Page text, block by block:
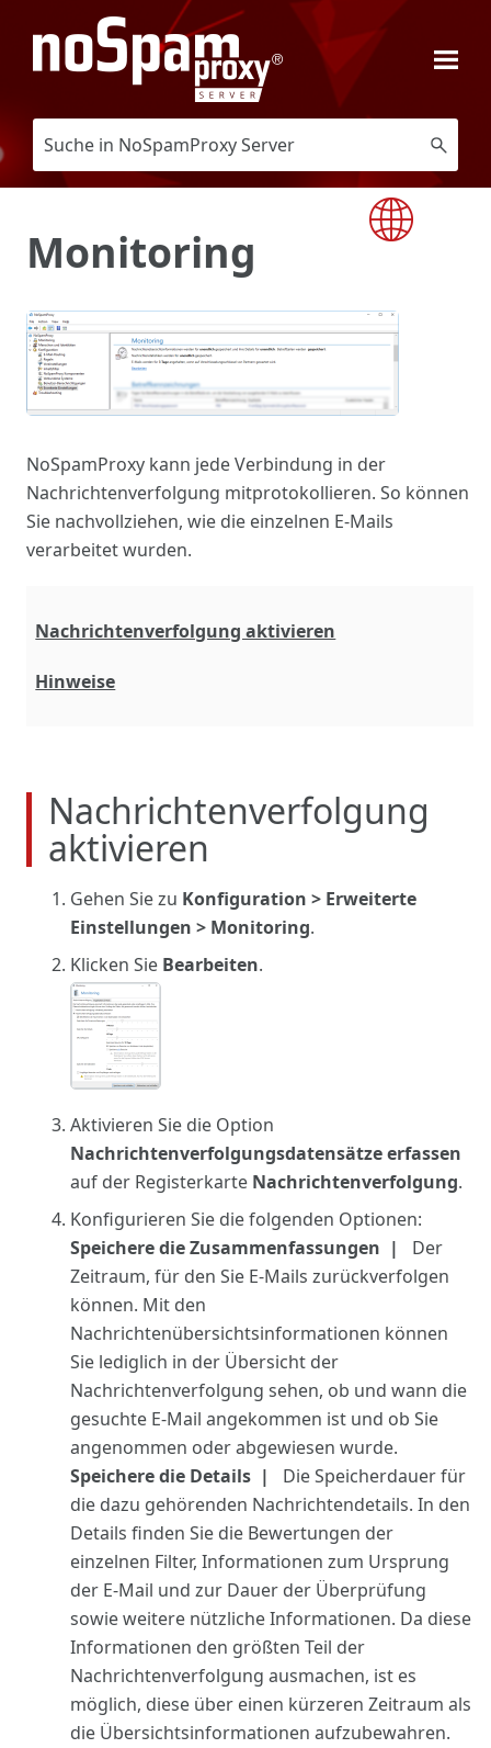
Zu Hauptinhalt springen
Monitoring
NoSpamProxy kann jede Verbindung in der
Nachrichtenverfolgung mitprotokollieren. So können
Sie nachvollziehen, wie die einzelnen E-Mails
verarbeitet wurden.
Nachrichtenverfolgung aktivieren
Hinweise
Nachrichtenverfolgung
aktivieren
Gehen Sie zu Konfiguration > Erweiterte
Einstellungen > Monitoring.
Klicken Sie Bearbeiten.
Aktivieren Sie die Option
Nachrichtenverfolgungsdatensätze erfassen
auf der Registerkarte Nachrichtenverfolgung.
Konfigurieren Sie die folgenden Optionen:
Speichere die Zusammenfassungen
Der
Zeitraum, für den Sie E-Mails zurückverfolgen
können. Mit den
Nachrichtenübersichtsinformationen können
Sie lediglich in der Übersicht der
Nachrichtenverfolgung sehen, ob und wann die
gesuchte E-Mail angekommen ist und ob Sie
angenommen oder abgewiesen wurde.
Speichere die Details
Die Speicherdauer für
die dazu gehörenden Nachrichtendetails. In den
Details finden Sie die Bewertungen der
einzelnen Filter, Informationen zum Ursprung
der E-Mail und zur Dauer der Überprüfung
sowie weitere nützliche Informationen. Da diese
Informationen den größten Teil der
Nachrichtenverfolgung ausmachen, ist es
möglich, diese über einen kürzeren Zeitraum als
die Übersichtsinformationen aufzubewahren.